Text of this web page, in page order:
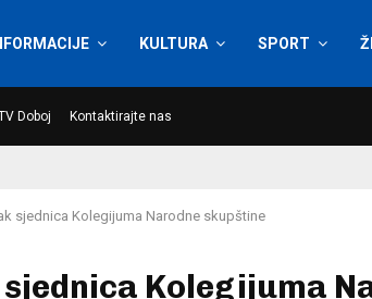
KULTURA SPORT
Doboj Kontaktirajte nas
sjednica Kolegijuma Narodne skupštine
Kolegijuma